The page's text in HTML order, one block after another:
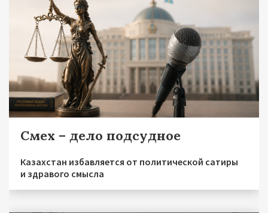
Смех – дело подсудное
Казахстан избавляется от политической сатиры
и здравого смысла